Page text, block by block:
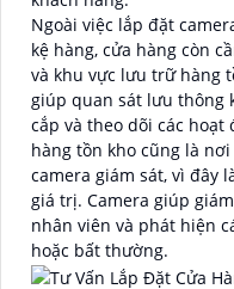
Ngoài việc lắp đặt
kệ hàng, cửa hàng còn
và khu vực lưu trữ hàng
giúp quan sát lưu thông
cắp và theo dõi các
hàng tồn kho cũng là
camera giám sát, vì đây
giá trị. Camera giúp
nhân viên và phát hiện
hoặc bất thường.